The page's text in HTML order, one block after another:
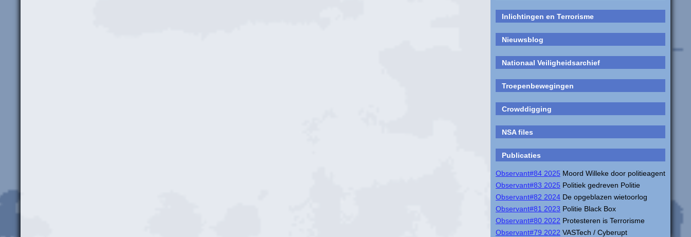
Inlichtingen en Terrorisme
Nieuwsblog
Nationaal Veiligheidsarchief
Troepenbewegingen
Crowddigging
NSA files
Publicaties
Observant#84 2025 Moord Willeke door politieagent
Observant#83 2025 Politiek gedreven Politie
Observant#82 2024 De opgeblazen wietoorlog
Observant#81 2023 Politie Black Box
Observant#80 2022 Protesteren is Terrorisme
Observant#79 2022 VASTech / Cyberupt